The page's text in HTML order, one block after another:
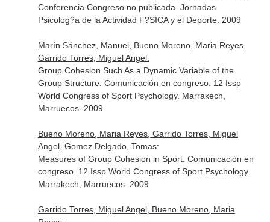
Conferencia Congreso no publicada. Jornadas
Psicolog?a de la Actividad F?SICA y el Deporte. 2009
Marín Sánchez, Manuel, Bueno Moreno, Maria Reyes,
Garrido Torres, Miguel Angel:
Group Cohesion Such As a Dynamic Variable of the
Group Structure. Comunicación en congreso. 12 Issp
World Congress of Sport Psychology. Marrakech,
Marruecos. 2009
Bueno Moreno, Maria Reyes, Garrido Torres, Miguel
Angel, Gomez Delgado, Tomas:
Measures of Group Cohesion in Sport. Comunicación en
congreso. 12 Issp World Congress of Sport Psychology.
Marrakech, Marruecos. 2009
Garrido Torres, Miguel Angel, Bueno Moreno, Maria